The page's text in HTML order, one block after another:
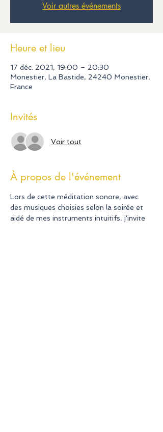
Voir autres événements
Heure et lieu
17 déc. 2021, 19:00 – 20:30
Monestier, La Bastide, 24240 Monestier,
France
Invités
Voir tout
À propos de l'événement
Lors de cette méditation sonore, avec
des musiques choisies selon la soirée et
aidé de mes instruments intuitifs, j'invite